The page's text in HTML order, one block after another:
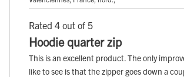
Rated 4 out of 5
Hoodie quarter zip
This is an excellent product. The only
like to see is that the zipper goes down a